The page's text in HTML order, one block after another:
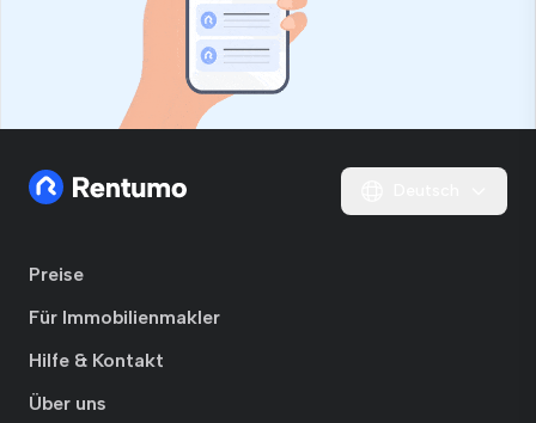
Preise
Für Immobilienmakler
Hilfe & Kontakt
Über uns